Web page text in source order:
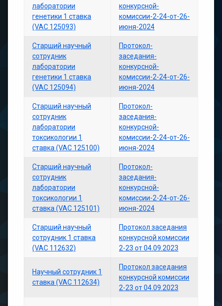
лаборатории
генетики 1 ставка
(VAC 125093)
конкурсной-
комиссии-2-24-от-26-
июня-2024
Старший научный
сотрудник
лаборатории
генетики 1 ставка
(VAC 125094)
Протокол-
заседания-
конкурсной-
комиссии-2-24-от-26-
июня-2024
Старший научный
сотрудник
лаборатории
токсикологии 1
ставка (VAC 125100)
Протокол-
заседания-
конкурсной-
комиссии-2-24-от-26-
июня-2024
Старший научный
сотрудник
лаборатории
токсикологии 1
ставка (VAC 125101)
Протокол-
заседания-
конкурсной-
комиссии-2-24-от-26-
июня-2024
Старший научный
сотрудник 1 ставка
(VAC 112632)
Протокол заседания
конкурсной комиссии
2-23 от 04.09.2023
Научный сотрудник 1
ставка (VAC 112634)
Протокол заседания
конкурсной комиссии
2-23 от 04.09.2023